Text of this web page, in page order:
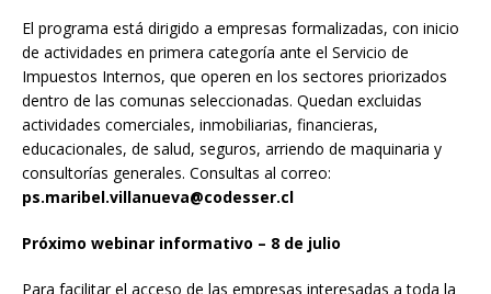
El programa está dirigido a empresas formalizadas, con inicio
de actividades en primera categoría ante el Servicio de
Impuestos Internos, que operen en los sectores priorizados
dentro de las comunas seleccionadas. Quedan excluidas
actividades comerciales, inmobiliarias, financieras,
educacionales, de salud, seguros, arriendo de maquinaria y
consultorías generales. Consultas al correo:
ps.maribel.villanueva@codesser.cl
Próximo webinar informativo – 8 de julio
Para facilitar el acceso de las empresas interesadas a toda la